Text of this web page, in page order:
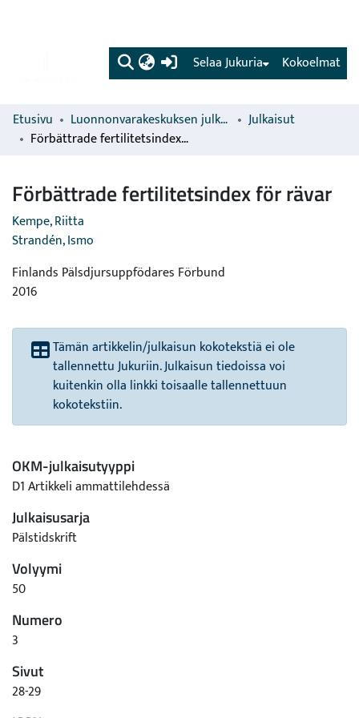
(current) Kokoelmat
Selaa Jukuria
Etusivu Luonnonvarakeskuksen julkaisut
Julkaisut
Förbättrade fertilitetsindex för rävar
Förbättrade fertilitetsindex för rävar
Kempe, Riitta
Strandén, Ismo
Finlands Pälsdjursuppfödares Förbund
2016
Tämän artikkelin/julkaisun kokotekstiä ei ole
tallennettu Jukuriin. Julkaisun tiedoissa voi
kuitenkin olla linkki toisaalle tallennettuun
kokotekstiin.
OKM-julkaisutyyppi
D1 Artikkeli ammattilehdessä
Julkaisusarja
Pälstidskrift
Volyymi
50
Numero
3
Sivut
28-29